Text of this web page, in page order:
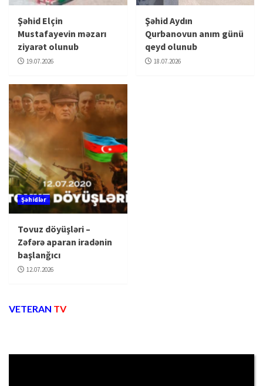
Şəhid Elçin
Mustafayevin məzarı
ziyarət olunub
19.07.2026
Şəhid Aydın
Qurbanovun anım günü
qeyd olunub
18.07.2026
Şəhidlər
Tovuz döyüşləri –
Zəfərə aparan iradənin
başlanğıcı
12.07.2026
VETERAN TV